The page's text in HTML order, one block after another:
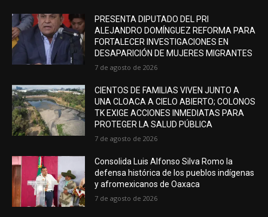
PRESENTA DIPUTADO DEL PRI
ALEJANDRO DOMÍNGUEZ REFORMA PARA
FORTALECER INVESTIGACIONES EN
DESAPARICIÓN DE MUJERES MIGRANTES
7 de agosto de 2026
CIENTOS DE FAMILIAS VIVEN JUNTO A
UNA CLOACA A CIELO ABIERTO; COLONOS
TK EXIGE ACCIONES INMEDIATAS PARA
PROTEGER LA SALUD PÚBLICA
7 de agosto de 2026
Consolida Luis Alfonso Silva Romo la
defensa histórica de los pueblos indígenas
y afromexicanos de Oaxaca
7 de agosto de 2026